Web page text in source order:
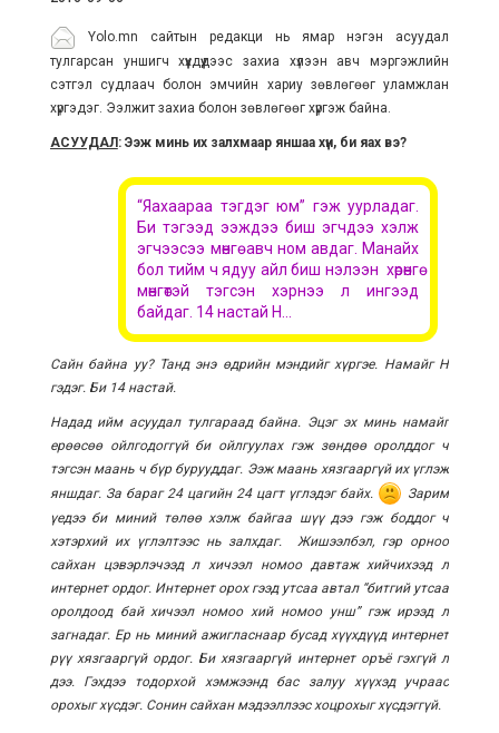
Yolo.mn сайтын редакци нь ямар нэгэн асуудал
тулгарсан уншигч хүүхдүүдээс захиа хүлээн авч мэргэжлийн
сэтгэл судлаач болон эмчийн хариу зөвлөгөөг уламжлан
хүргэдэг. Ээлжит захиа болон зөвлөгөөг хүргэж байна.
АСУУДАЛ : Ээж минь их залхмаар яншаа хүн, би яах вэ?
“Яахаараа тэгдэг юм” гэж уурладаг.
Би тэгээд ээждээ биш эгчдээ хэлж
эгчээсээ мөнгө авч ном авдаг. Манайх
бол тийм ч ядуу айл биш нэлээн хөрөнгө
мөнгөтэй тэгсэн хэрнээ л ингээд
байдаг. 14 настай Н...
Сайн байна уу? Танд энэ өдрийн мэндийг хүргэе. Намайг Н
гэдэг. Би 14 настай.
Надад ийм асуудал тулгараад байна. Эцэг эх минь намайг
ерөөсөө ойлгодоггүй би ойлгуулах гэж зөндөө оролддог ч
тэгсэн маань ч бүр бурууддаг. Ээж маань хязгааргүй их үглэж
яншдаг. За бараг 24 цагийн 24 цагт үглэдэг байх.
Зарим
үедээ би миний төлөө хэлж байгаа шүү дээ гэж боддог ч
хэтэрхий их үглэлтээс нь залхдаг. Жишээлбэл, гэр орноо
сайхан цэвэрлэчээд л хичээл номоо давтаж хийчихээд л
интернет ордог. Интернет орох гээд утсаа автал “битгий утсаа
оролдоод бай хичээл номоо хий номоо унш” гэж ирээд л
загнадаг. Ер нь миний ажигласнаар бусад хүүхдүүд интернет
рүү хязгааргүй ордог. Би хязгааргүй интернет оръё гэхгүй л
дээ. Гэхдээ тодорхой хэмжээнд бас залуу хүүхэд учраас
орохыг хүсдэг. Сонин сайхан мэдээллээс хоцрохыг хүсдэггүй.